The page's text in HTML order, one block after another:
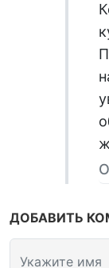
ДОБАВИТЬ
Укажите имя